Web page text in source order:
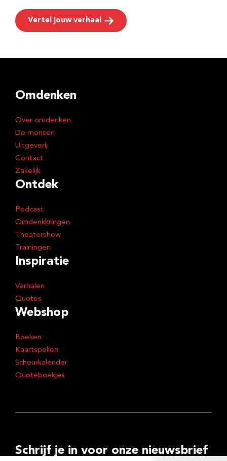
Vertel jouw verhaal
Omdenken
Over omdenken
De mensen
Uitgeverij
Contact
Zakelijk
Ontdek
Podcast
Omdenkkringen
Theatershow
Trainingen
Inspiratie
Verhalen
Quotes
Webshop
Boeken
Kaartspellen
Scheurkalender
Quoteboekjes
Schrijf je in voor onze nieuwsbrief